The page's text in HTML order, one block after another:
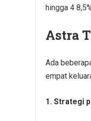
hingga 4
Astra
Ada
empat
1. Strategi